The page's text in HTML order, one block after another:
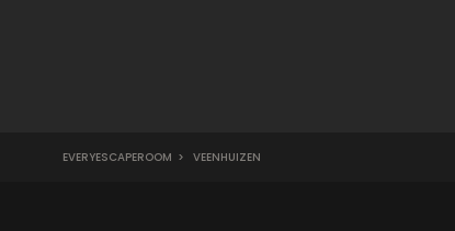
EVERYESCAPEROOM > VEENHUIZEN